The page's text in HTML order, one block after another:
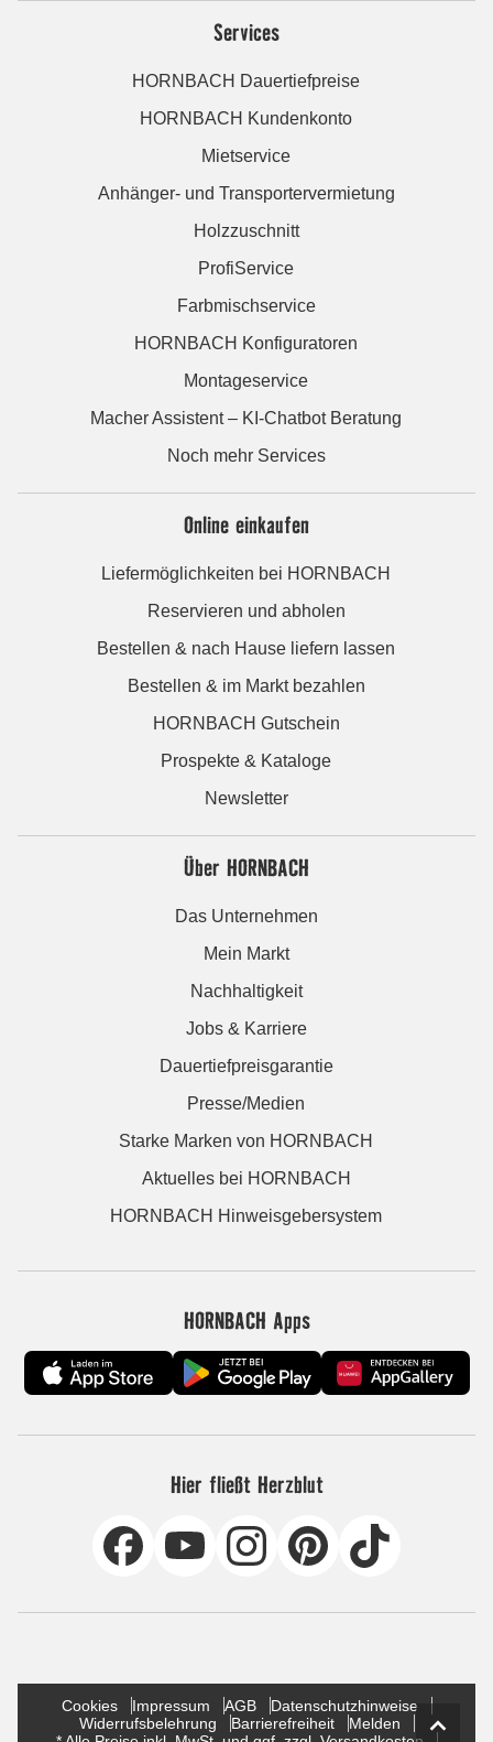
Services
HORNBACH Dauertiefpreise
HORNBACH Kundenkonto
Mietservice
Anhänger- und Transportervermietung
Holzzuschnitt
ProfiService
Farbmischservice
HORNBACH Konfiguratoren
Montageservice
Macher Assistent – KI-Chatbot Beratung
Noch mehr Services
Online einkaufen
Liefermöglichkeiten bei HORNBACH
Reservieren und abholen
Bestellen & nach Hause liefern lassen
Bestellen & im Markt bezahlen
HORNBACH Gutschein
Prospekte & Kataloge
Newsletter
Über HORNBACH
Das Unternehmen
Mein Markt
Nachhaltigkeit
Jobs & Karriere
Dauertiefpreisgarantie
Presse/Medien
Starke Marken von HORNBACH
Aktuelles bei HORNBACH
HORNBACH Hinweisgebersystem
HORNBACH Apps
Hier fließt Herzblut
Cookies Impressum AGB
Datenschutzhinweise
Widerrufsbelehrung
Barrierefreiheit
Melden